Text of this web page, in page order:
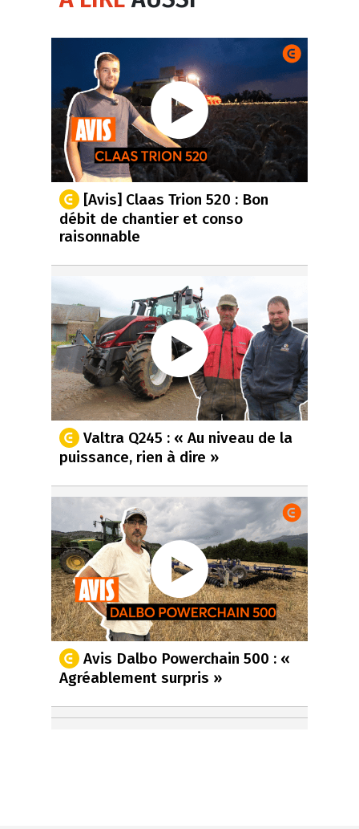
[Avis] Claas Trion 520 : Bon
débit de chantier et conso
raisonnable
Valtra Q245 : « Au niveau de la
puissance, rien à dire »
Avis Dalbo Powerchain 500 : «
Agréablement surpris »